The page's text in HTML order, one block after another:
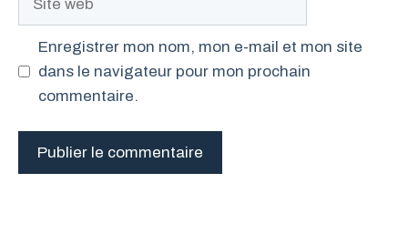
Enregistrer mon nom, mon e-mail et mon site
dans le navigateur pour mon prochain
commentaire.